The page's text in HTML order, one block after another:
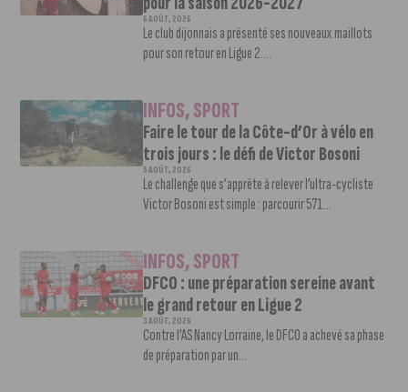
6 AOÛT, 2026
Le club dijonnais a présenté ses nouveaux maillots
pour son retour en Ligue 2....
INFOS,SPORT
Faire le tour de la Côte-d’Or à vélo en
trois jours : le défi de Victor Bosoni
5 AOÛT, 2026
Le challenge que s’apprête à relever l’ultra-cycliste
Victor Bosoni est simple : parcourir 571...
INFOS,SPORT
DFCO : une préparation sereine avant
le grand retour en Ligue 2
3 AOÛT, 2026
Contre l’AS Nancy Lorraine, le DFCO a achevé sa phase
de préparation par un...